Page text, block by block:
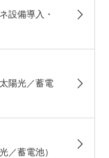
設備導入・
陽光／蓄電
／蓄電池）